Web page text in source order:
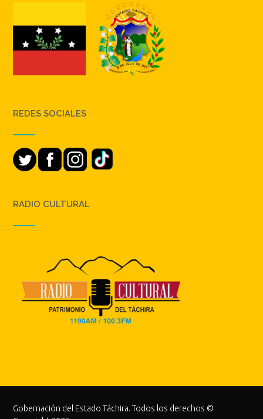
REDES SOCIALES
RADIO CULTURAL
Gobernación del Estado Táchira. Todos los derechos ©